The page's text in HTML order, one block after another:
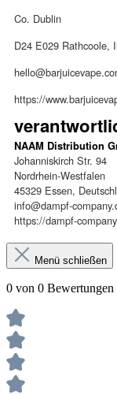
Co. Dublin
D24 E029 Rathcoole,
https://
NAAM Distribution
Johanniskirch Str. 94
Nordrhein-Westfalen
45329 Essen,
info@dampf-
https://dampf-
Menü schließen
0 von 0 Bewertungen